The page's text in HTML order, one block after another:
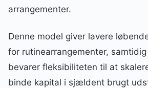
arrangementer.
Denne model giver lavere
for rutinearrangementer,
bevarer fleksibiliteten til at
binde kapital i sjældent brugt